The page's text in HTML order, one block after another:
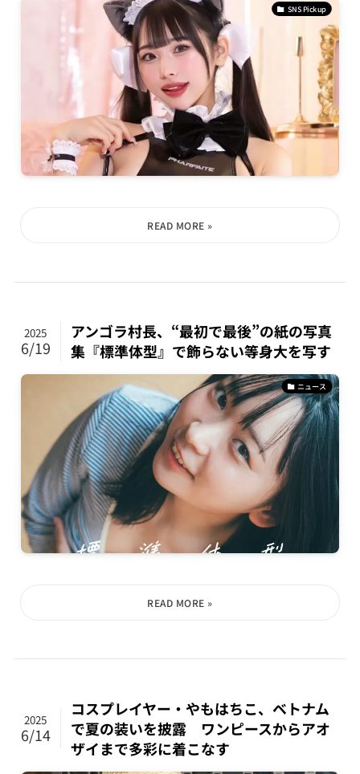
SNS Pickup
アンゴラ村長、“最初で最後”の紙の写真
集『標準体型』で飾らない等身大を写す
2025
6/19
ニュース
コスプレイヤー・やもはちこ、ベトナム
で夏の装いを披露 ワンピースからアオ
ザイまで多彩に着こなす
2025
6/14